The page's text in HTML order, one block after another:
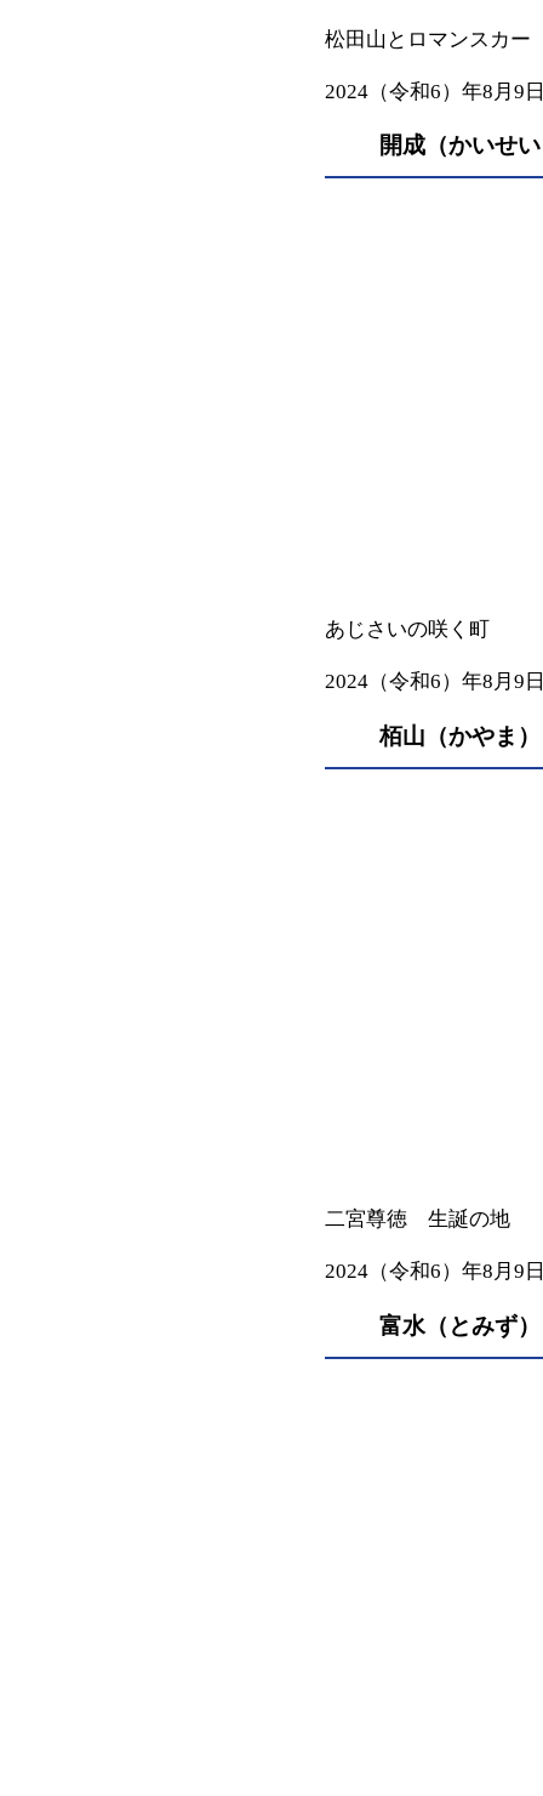
松田山とロマンスカー
2024（令和6）年8月9
開成（かいせ
あじさいの咲く町
2024（令和6）年8月9
栢山（かやま）
二宮尊徳 生誕の地
2024（令和6）年8月9
富水（とみず）